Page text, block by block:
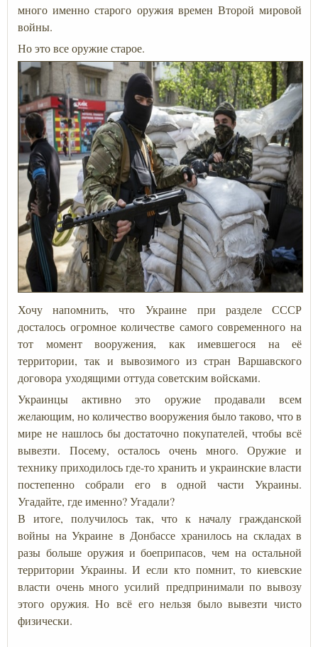
много именно старого оружия времен Второй мировой
войны.
Но это все оружие старое.
Хочу напомнить, что Украине при разделе СССР
досталось огромное количестве самого современного на
тот момент вооружения, как имевшегося на её
территории, так и вывозимого из стран Варшавского
договора уходящими оттуда советским войсками.
Украинцы активно это оружие продавали всем
желающим, но количество вооружения было таково, что в
мире не нашлось бы достаточно покупателей, чтобы всё
вывезти. Посему, осталось очень много. Оружие и
технику приходилось где-то хранить и украинские власти
постепенно собрали его в одной части Украины.
Угадайте, где именно? Угадали?
В итоге, получилось так, что к началу гражданской
войны на Украине в Донбассе хранилось на складах в
разы больше оружия и боеприпасов, чем на остальной
территории Украины. И если кто помнит, то киевские
власти очень много усилий предпринимали по вывозу
этого оружия. Но всё его нельзя было вывезти чисто
физически.